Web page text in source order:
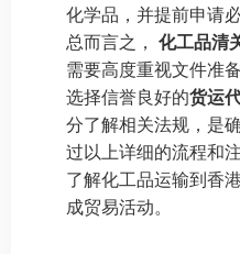
化学品，并提前申请
总而言之， 化工品清
需要高度重视文件准
选择信誉良好的货运
分了解相关法规，是
过以上详细的流程和
了解化工品运输到香
成贸易活动。